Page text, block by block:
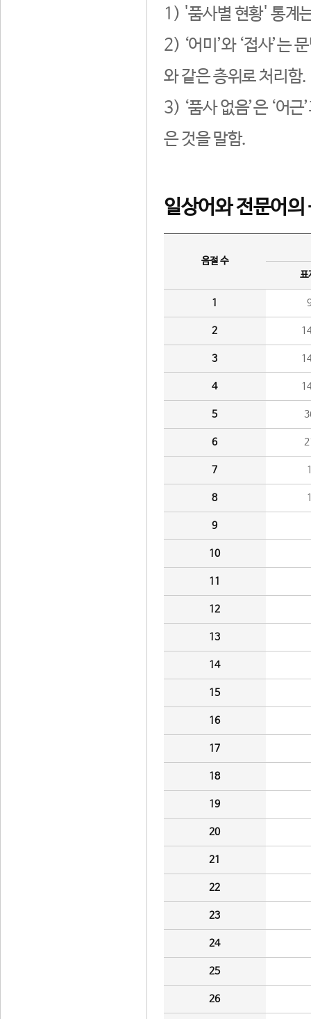
1) '품사별 현황' 통계
2) ‘어미’와 ‘접사’는
와 같은 층위로 처리함.
3) ‘품사 없음’은 ‘어
은 것을 말함.
일상어와 전문어의
음절 수
표
1
2
3
4
5
6
7
8
9
10
11
12
13
14
15
16
17
18
19
20
21
22
23
24
25
26